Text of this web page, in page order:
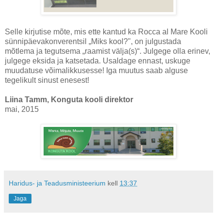
Selle kirjutise mõte, mis ette kantud ka Rocca al Mare Kooli
sünnipäevakonverentsil „Miks kool?", on julgustada
mõtlema ja tegutsema „raamist välja(s)“. Julgege olla erinev,
julgege eksida ja katsetada. Usaldage ennast, uskuge
muudatuse võimalikkusesse! Iga muutus saab alguse
tegelikult sinust enesest!
Liina Tamm, Konguta kooli direktor
mai, 2015
Haridus- ja Teadusministeerium kell 13:37
Jaga